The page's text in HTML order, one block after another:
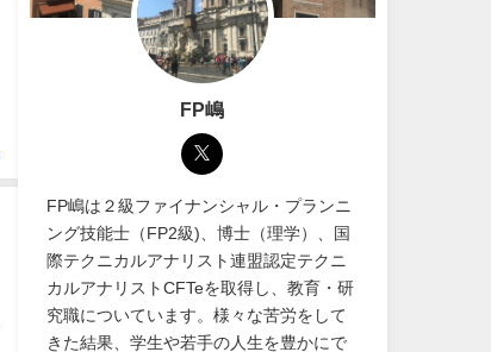
FP嶋
FP嶋は２級ファイナンシャル・プランニ
ング技能士（FP2級)、博士（理学）、国
際テクニカルアナリスト連盟認定テクニ
カルアナリストCFTeを取得し、教育・研
究職についています。様々な苦労をして
きた結果、学生や若手の人生を豊かにで